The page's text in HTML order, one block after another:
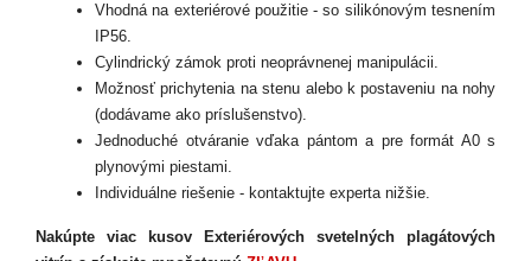
Vhodná na exteriérové použitie - so silikónovým tesnením
IP56.
Cylindrický zámok proti neoprávnenej manipulácii.
Možnosť prichytenia na stenu alebo k postaveniu na nohy
(dodávame ako príslušenstvo).
Jednoduché otváranie vďaka pántom a pre formát A0 s
plynovými piestami.
Individuálne riešenie - kontaktujte experta nižšie.
Nakúpte viac kusov Exteriérových svetelných plagátových